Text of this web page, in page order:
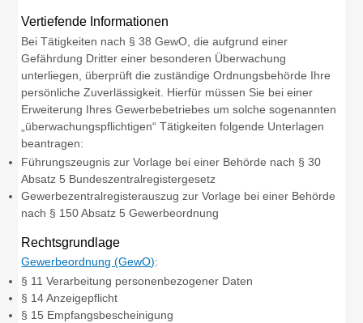
Vertiefende Informationen
Bei Tätigkeiten nach § 38 GewO, die aufgrund einer
Gefährdung Dritter einer besonderen Überwachung
unterliegen, überprüft diezuständige Ordnungsbehörde Ihre
persönliche Zuverlässigkeit. Hierfür müssen Sie bei einer
Erweiterung Ihres Gewerbebetriebes um solche sogenannten
„überwachungspflichtigen“ Tätigkeiten folgende Unterlagen
beantragen:
Führungszeugnis zur Vorlage bei einer Behörde nach § 30
Absatz 5 Bundeszentralregistergesetz
Gewerbezentralregisterauszug zur Vorlage bei einer Behörde
nach § 150 Absatz 5 Gewerbeordnung
Rechtsgrundlage
Gewerbeordnung (GewO):
§ 11 Verarbeitung personenbezogener Daten
§ 14 Anzeigepflicht
§ 15 Empfangsbescheinigung